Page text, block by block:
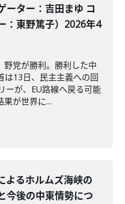
ーター：吉田まゆ コ
：東野篤子）2026年4
野党が勝利。勝利した中
は13日、民主主義への回
ーが、EU路線へ戻る可能
果が世界に...
よるホルムズ海峡の
今後の中東情勢につ